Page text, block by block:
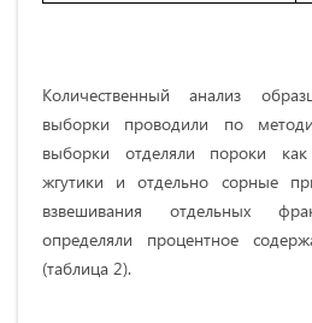
Количественный анализ
выборки проводили по
выборки отделяли пороки
жгутики и отдельно сорные
взвешивания отдельных
определяли процентное
(таблица 2).